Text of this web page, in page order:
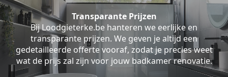
Transparante Prijzen
Bij Loodgieterke.be hanteren we eerlijke en
transparante prijzen. We geven je altijd een
gedetailleerde offerte vooraf, zodat je precies weet
wat de prijs zal zijn voor jouw badkamer renovatie.